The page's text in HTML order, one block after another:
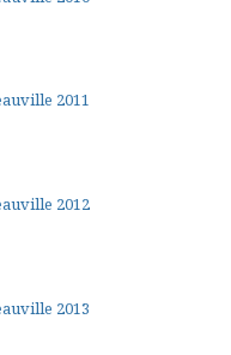
2011
2012
2013